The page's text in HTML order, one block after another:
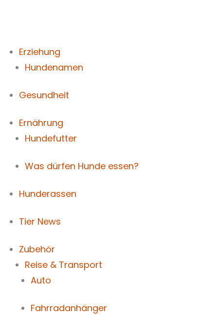
Erziehung
Hundenamen
Gesundheit
Ernährung
Hundefutter
Was dürfen Hunde essen?
Hunderassen
Tier News
Zubehör
Reise & Transport
Auto
Fahrradanhänger